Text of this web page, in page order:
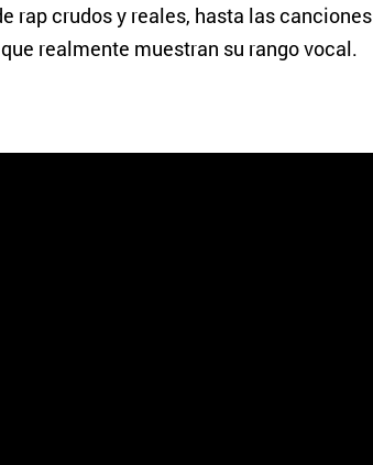
rap crudos y reales, hasta las canciones
realmente muestran su rango vocal.